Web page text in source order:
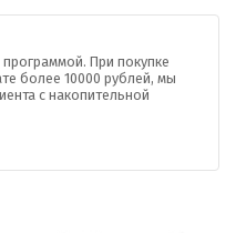
При покупке
более 10000 рублей, мы
с накопительной